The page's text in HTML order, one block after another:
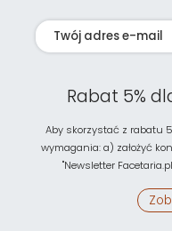
Rabat 5%
Aby skorzystać z rabatu
wymagania: a) założyć
"Newsletter